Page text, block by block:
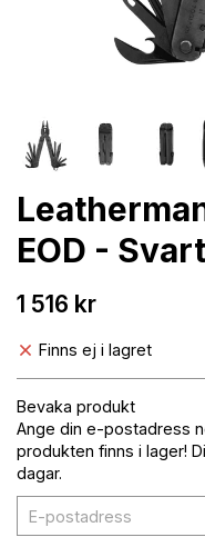
EOD - Svart
1 516 kr
Finns ej i lagret
Bevaka produkt
Ange din e-postadress
produkten finns i lager!
dagar.